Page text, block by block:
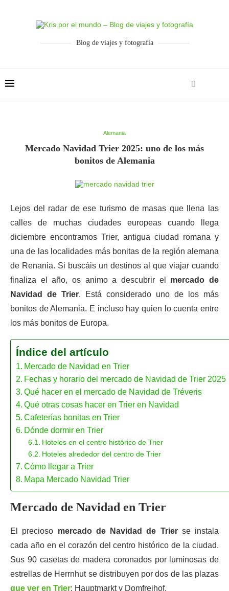
Blog de viajes y fotografía
Alemania
Mercado Navidad Trier 2025: uno de los más
bonitos de Alemania
Lejos del radar de ese turismo de masas que llena las
calles de muchas ciudades europeas cuando llega
diciembre encontramos Trier, antigua ciudad romana y
una de las localidades más bonitas de la región alemana
de Renania. Si buscáis un destinos al que viajar cuando
finaliza el año, os animo a descubrir el mercado de
Navidad de Trier. Está considerado uno de los más
bonitos de Alemania. E incluso hay quien lo cuenta entre
los más bonitos de Europa.
Índice del artículo
Mercado de Navidad en Trier
Fechas y horario del mercado de Navidad de Trier 2025
Qué hacer en el mercado de Navidad de Tréveris
Qué otras cosas hacer en Trier en Navidad
Cafeterías bonitas en Trier
Dónde dormir en Trier
Hoteles en el centro histórico de Trier
Hoteles alrededor del centro de Trier
Cómo llegar a Trier
Mapa Mercado Navidad Trier
Mercado de Navidad en Trier
El precioso mercado de Navidad de Trierse instala
cada año en el corazón del centro histórico de la ciudad.
Sus 90 casetas de madera coronados por luminosas de
estrellas de Herrnhut se distribuyen por dos de las plazas
que ver en Trier: Hauptmarkt y Domfreihof.